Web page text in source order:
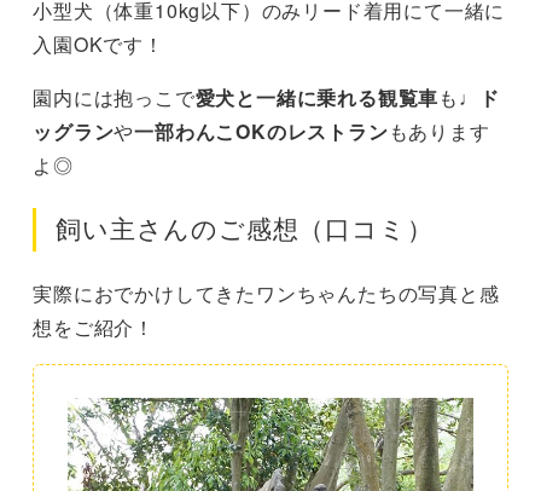
小型犬（体重10kg以下）のみリード着用にて一緒に
入園OKです！
園内には抱っこで愛犬と一緒に乗れる観覧車も♩
ド
ッグランや一部わんこOKのレストランもあります
よ◎
飼い主さんのご感想（口コミ）
実際におでかけしてきたワンちゃんたちの写真と感
想をご紹介！